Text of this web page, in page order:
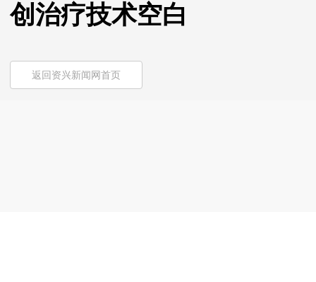
创治疗技术空白
返回资兴新闻网首页